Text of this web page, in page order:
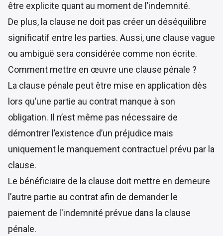
être explicite quant au moment de l’indemnité.
De plus, la clause ne doit pas créer un déséquilibre
significatif entre les parties. Aussi, une clause vague
ou ambiguë sera considérée comme non écrite.
Comment mettre en œuvre une clause pénale ?
La clause pénale peut être mise en application dès
lors qu’une partie au contrat manque à son
obligation. Il n’est même pas nécessaire de
démontrer l’existence d’un préjudice mais
uniquement le manquement contractuel prévu par la
clause.
Le bénéficiaire de la clause doit mettre en demeure
l’autre partie au contrat afin de demander le
paiement de l'indemnité prévue dans la clause
pénale.